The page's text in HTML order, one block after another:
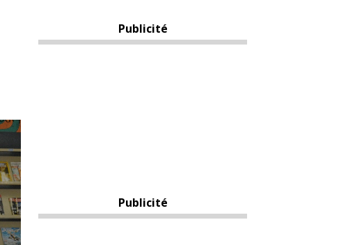
Publicité
Publicité